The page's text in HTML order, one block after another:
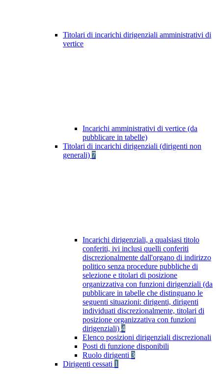
Titolari di incarichi dirigenziali amministrativi di
vertice
Incarichi amministrativi di vertice (da
pubblicare in tabelle)
Titolari di incarichi dirigenziali (dirigenti non
generali) 7
Incarichi dirigenziali, a qualsiasi titolo
conferiti, ivi inclusi quelli conferiti
discrezionalmente dall'organo di indirizzo
politico senza procedure pubbliche di
selezione e titolari di posizione
organizzativa con funzioni dirigenziali (da
pubblicare in tabelle che distinguano le
seguenti situazioni: dirigenti, dirigenti
individuati discrezionalmente, titolari di
posizione organizzativa con funzioni
dirigenziali) 4
Elenco posizioni dirigenziali discrezionali
Posti di funzione disponibili
Ruolo dirigenti 3
Dirigenti cessati 1